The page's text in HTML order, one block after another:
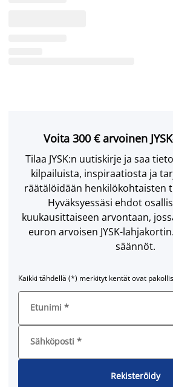
Voita 300 € arvoinen
Tilaa JYSK:n uutiskirje ja saa
kilpailuista, inspiraatiosta ja
räätälöidään henkilökohtaisten
Hyväksyessäsi ehdot
kuukausittaiseen arvontaan,
euron arvoisen JYSK-
säännöt.
Kaikki tähdellä (*) merkityt kentät ovat
Etunimi *
Sähköposti *
Rekisteröidy